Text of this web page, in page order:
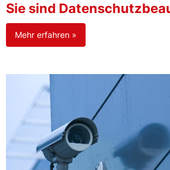
Sie sind
Mehr erfahren »